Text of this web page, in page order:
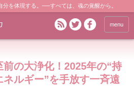
分を体現する。──すべては、魂の覚醒から。
menu
前の大浄化！2025年の“持
ネルギー”を手放す一斉遠